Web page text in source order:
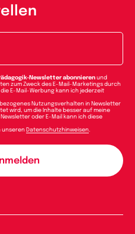
Newsletter abonnierenund
zum Zweck des E-Mail-Marketings durch
E-Mail-Werbung kann ich jederzeit
Nutzungsverhalten in Newsletter
wird, um die Inhalte besser auf meine
oder E-Mail kann ich diese
unseren Datenschutzhinweisen